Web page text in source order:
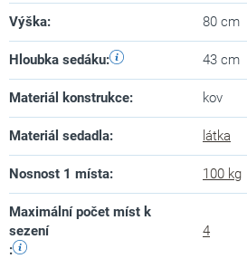
Výška: 80 cm
Hloubka sedáku: 43 cm
Materiál konstrukce: kov
Materiál sedadla: látka
Nosnost 1 místa: 100 kg
Maximální počet míst k
sezení
:
4